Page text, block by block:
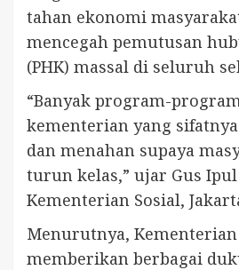
tahan ekonomi
mencegah pemutusan
(PHK) massal di seluruh
“Banyak program-
kementerian yang
dan menahan supaya
turun kelas,” ujar Gus
Kementerian Sosial,
Menurutnya, Kementerian
memberikan berbagai